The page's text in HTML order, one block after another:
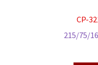
CP-
215/75/